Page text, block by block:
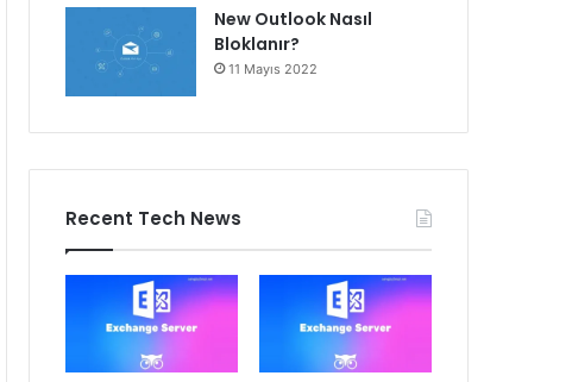
New Outlook Nasıl
Bloklanır?
11 Mayıs 2022
Recent Tech News